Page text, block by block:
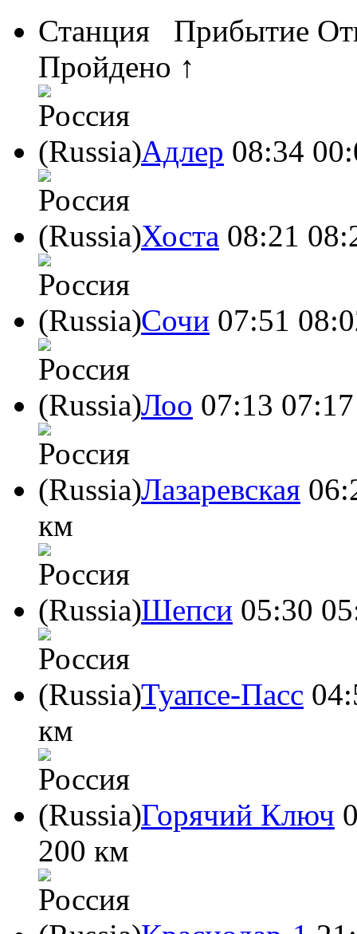
Станция
Прибытие
Пройдено ↑
Адлер 08:34
Хоста 08:21
Сочи 07:51
Лоо 07:13 07:17
Лазаревская
км
Шепси 05:30
Туапсе-Пасс
км
Горячий Ключ
200 км